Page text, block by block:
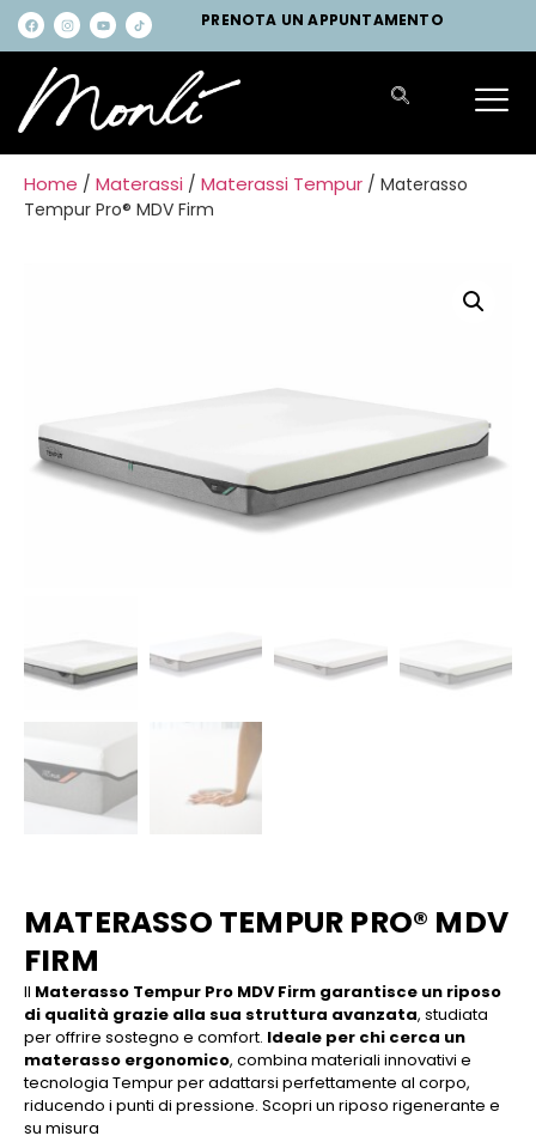
PRENOTA UN APPUNTAMENTO
Home / Materassi / Materassi Tempur / Materasso
Tempur Pro® MDV Firm
MATERASSO TEMPUR PRO® MDV
FIRM
Il Materasso Tempur Pro MDV Firm garantisce un riposo
di qualità grazie alla sua struttura avanzata, studiata
per offrire sostegno e comfort. Ideale per chi cerca un
materasso ergonomico, combina materiali innovativi e
tecnologia Tempur per adattarsi perfettamente al corpo,
riducendo i punti di pressione. Scopri un riposo rigenerante e
su misura